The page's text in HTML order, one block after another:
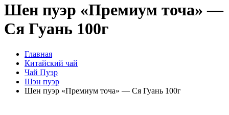
Шен пуэр «Премиум точа» —
Ся Гуань 100г
Главная
Китайский чай
Чай Пуэр
Шэн пуэр
Шен пуэр «Премиум точа» — Ся Гуань 100г